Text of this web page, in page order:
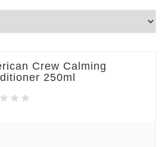
Crew Calming
250ml